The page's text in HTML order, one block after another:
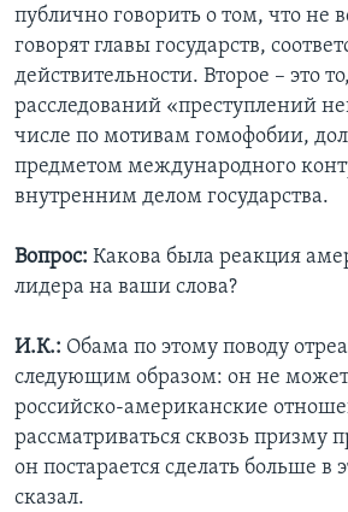
публично говорить о том, что не
говорят главы государств,
действительности. Второе – это
расследований «преступлений
числе по мотивам гомофобии,
предметом международного
внутренним делом государства.
Вопрос: Какова была реакция
лидера на ваши слова?
И.К.: Обама по этому поводу
следующим образом: он не может
российско-американские
рассматриваться сквозь призму
он постарается сделать больше в
сказал.